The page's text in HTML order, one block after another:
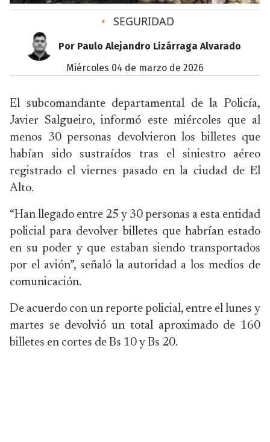
• SEGURIDAD
Por Paulo Alejandro Lizárraga Alvarado
miércoles 04 de marzo de 2026
El subcomandante departamental de la Policía,
Javier Salgueiro, informó este miércoles que al
menos 30 personas devolvieron los billetes que
habían sido sustraídos tras el siniestro aéreo
registrado el viernes pasado en la ciudad de El
Alto.
“Han llegado entre 25 y 30 personas a esta entidad
policial para devolver billetes que habrían estado
en su poder y que estaban siendo transportados
por el avión”, señaló la autoridad a los medios de
comunicación.
De acuerdo con un reporte policial, entre el lunes y
martes se devolvió un total aproximado de 160
billetes en cortes de Bs 10 y Bs 20.